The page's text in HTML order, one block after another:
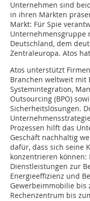
Unternehmen sind
in ihren Märkten
Markt: Für Spie
Unternehmensgruppe
Deutschland, dem
Zentraleuropa. Atos
Atos unterstützt
Branchen weltweit mit
Systemintegration,
Outsourcing (BPO)
Sicherheitslösungen.
Prozessen hilft das
Geschäft nachhaltig
dafür, dass sich seine
konzentrieren können:
Dienstleistungen zur
Energieeffizienz und
Gewerbeimmobilie bis
Rechenzentrum bis